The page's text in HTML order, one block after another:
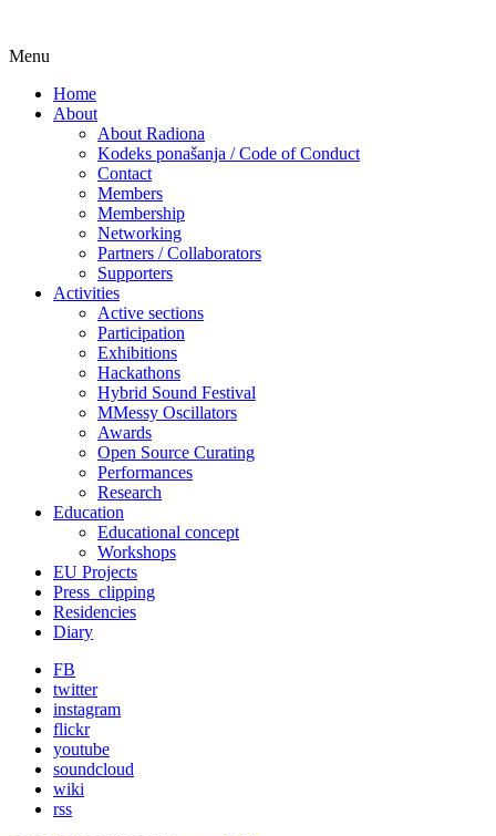
Radiona
Udruga za razvoj ‘uradi sam’ kulture //
Association for Development of 'do-it-
yourself' Culture – Makerspace
Menu
content
Home
About
About Radiona
Kodeks ponašanja / Code of Conduct
Contact
Members
Membership
Networking
Partners / Collaborators
Supporters
Activities
Active sections
Participation
Exhibitions
Hackathons
Hybrid Sound Festival
MMessy Oscillators
Awards
Open Source Curating
Performances
Research
Education
Educational concept
Workshops
EU Projects
Press_clipping
Residencies
Diary
FB
twitter
instagram
flickr
youtube
soundcloud
wiki
rss